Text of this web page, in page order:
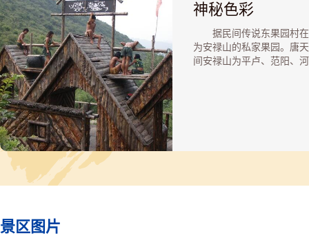
神秘色彩
据民间传说东果园村在
为安禄山的私家果园。唐
间安禄山为平卢、范阳、
溪缓缓流淌，在炎热的夏
景区图片